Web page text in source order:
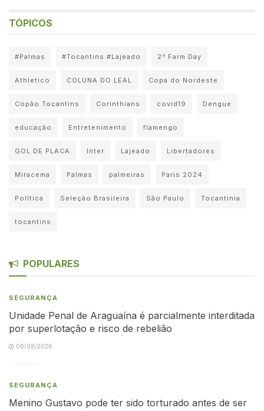
TÓPICOS
#Palmas #Tocantins #Lajeado 2° Farm Day
Athletico COLUNA DO LEAL Copa do Nordeste
Copão Tocantins Corinthians covid19 Dengue
educação Entretenimento flamengo
GOL DE PLACA Inter Lajeado Libertadores
Miracema Palmas palmeiras Paris 2024
Política Seleção Brasileira São Paulo Tocantinia
tocantins
POPULARES
SEGURANÇA
Unidade Penal de Araguaína é parcialmente interditada
por superlotação e risco de rebelião
06/08/2026
SEGURANÇA
Menino Gustavo pode ter sido torturado antes de ser